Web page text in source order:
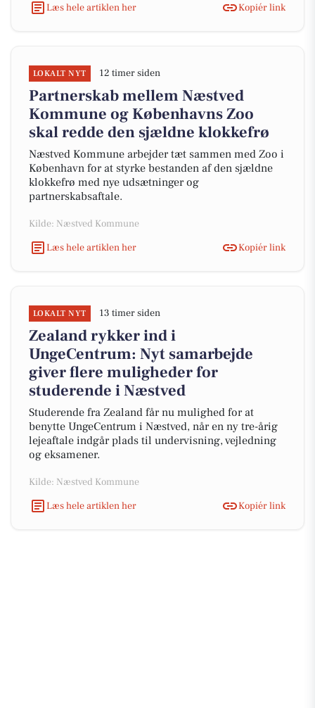
Læs hele artiklen her
Kopiér link
LOKALT NYT 12 timer siden
Partnerskab mellem Næstved
Kommune og Københavns Zoo
skal redde den sjældne klokkefrø
Næstved Kommune arbejder tæt sammen med Zoo i
København for at styrke bestanden af den sjældne
klokkefrø med nye udsætninger og
partnerskabsaftale.
Kilde: Næstved Kommune
Læs hele artiklen her
Kopiér link
LOKALT NYT 13 timer siden
Zealand rykker ind i
UngeCentrum: Nyt samarbejde
giver flere muligheder for
studerende i Næstved
Studerende fra Zealand får nu mulighed for at
benytte UngeCentrum i Næstved, når en ny tre-årig
lejeaftale indgår plads til undervisning, vejledning
og eksamener.
Kilde: Næstved Kommune
Læs hele artiklen her
Kopiér link